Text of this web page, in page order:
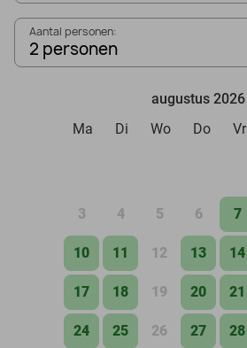
Aantal personen:
2 personen
augustus 2026
Ma
Di Wo Do Vr
3 4 5 6 7
10 11 12 13 14
17 18 19 20 21
24 25 26 27 28